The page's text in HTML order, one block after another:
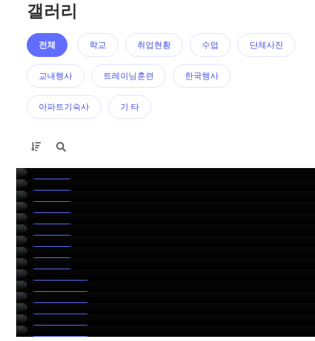
갤러리
전체 학교 취업현황 수업 단체사진
교내행사 트레이닝훈련 한국행사
아파트기숙사 기 타
취업현황
2024 젯스타항공 합격자 SHANIE THAM
취업현황
2024 젯스타항공 합격자 NAMHYUN GO
취업현황
2024 젯스타항공 합격자 EUNBEEN SEO
취업현황
2024 젯스타항공 합격자 SUBIN WON
취업현황
2024 젯스타항공 합격자 JIYUN NAM
취업현황
2024 사우디아항공 합격자 YEJI PARK
취업현황
2024 에어아시아X 합격자 JISU OH
취업현황
2024 에미레이트항공 합격자 SOYEON LEE
취업현황
2024 ETIHAD Training (Door Drill)
트레이닝훈련
2024 ETIHAD Training (Safety Equipment)
트레이닝훈련
2024 ETIHAD Training (Fire Drill)
트레이닝훈련
2024 ETIHAD Training (Wet Drill)
트레이닝훈련
2024 ETIHAD Training (Certificate)
트레이닝훈련
2024 ETIHAD Training